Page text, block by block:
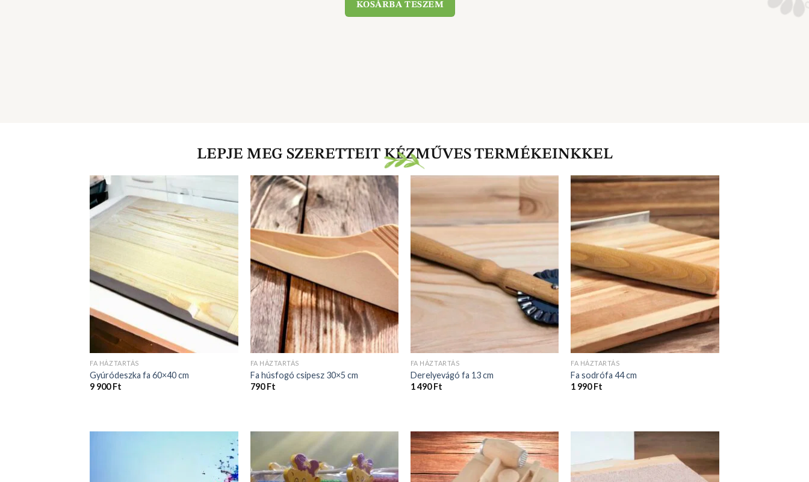
KOSÁRBA TESZEM
LEPJE MEG SZERETTEIT KÉZMŰVES TERMÉKEINKKEL
FA HÁZTARTÁS
Gyúródeszka fa 60×40 cm
9 900Ft
FA HÁZTARTÁS
Fa húsfogó csipesz 30×5 cm
790Ft
FA HÁZTARTÁS
Derelyevágó fa 13 cm
1 490Ft
FA HÁZTARTÁS
Fa sodrófa 44 cm
1 990Ft